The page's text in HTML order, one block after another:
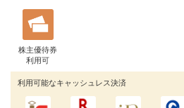
株主優待券
利用可
利用可能なキャッシュレス決済